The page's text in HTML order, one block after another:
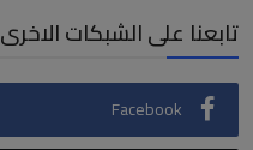
تابعنا على الشبكات الاخرى
Facebook